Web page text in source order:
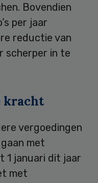
Bovendien
per jaar
reductie van
scherper in te
kracht
vergoedingen
met
1 januari dit jaar
met